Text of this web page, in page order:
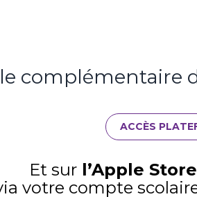
complémentaire
ACCÈS
Et sur l’Apple Store
votre compte